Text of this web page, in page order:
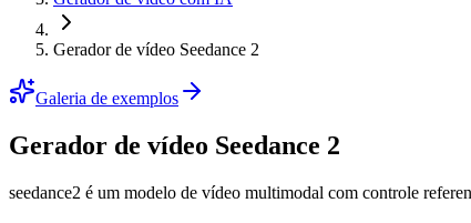
Gerador de vídeo Seedance 2
Galeria de exemplos
Gerador de vídeo Seedance 2
seedance2 é um modelo de vídeo multimodal com controle